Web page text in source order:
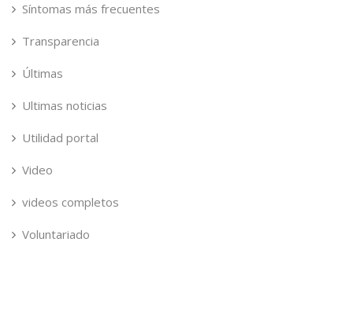
Síntomas más frecuentes
Transparencia
Últimas
Ultimas noticias
Utilidad portal
Video
videos completos
Voluntariado